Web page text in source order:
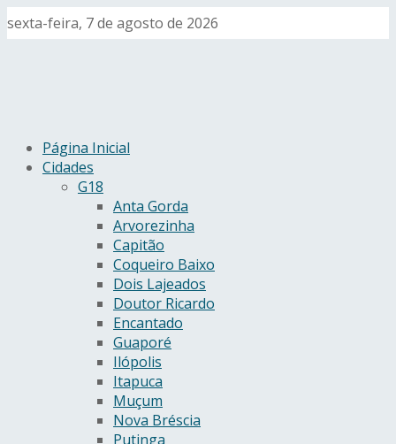
sexta-feira, 7 de agosto de 2026
Página Inicial
Cidades
G18
Anta Gorda
Arvorezinha
Capitão
Coqueiro Baixo
Dois Lajeados
Doutor Ricardo
Encantado
Guaporé
Ilópolis
Itapuca
Muçum
Nova Bréscia
Putinga